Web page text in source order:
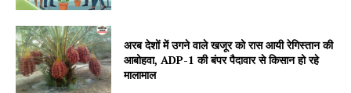
SUBSCRIBE NOW
अरब देशों में उगने वाले खजूर को रास आयी रेगिस्तान की
आबोहवा, ADP-1 की बंपर पैदावार से किसान हो रहे
मालामाल